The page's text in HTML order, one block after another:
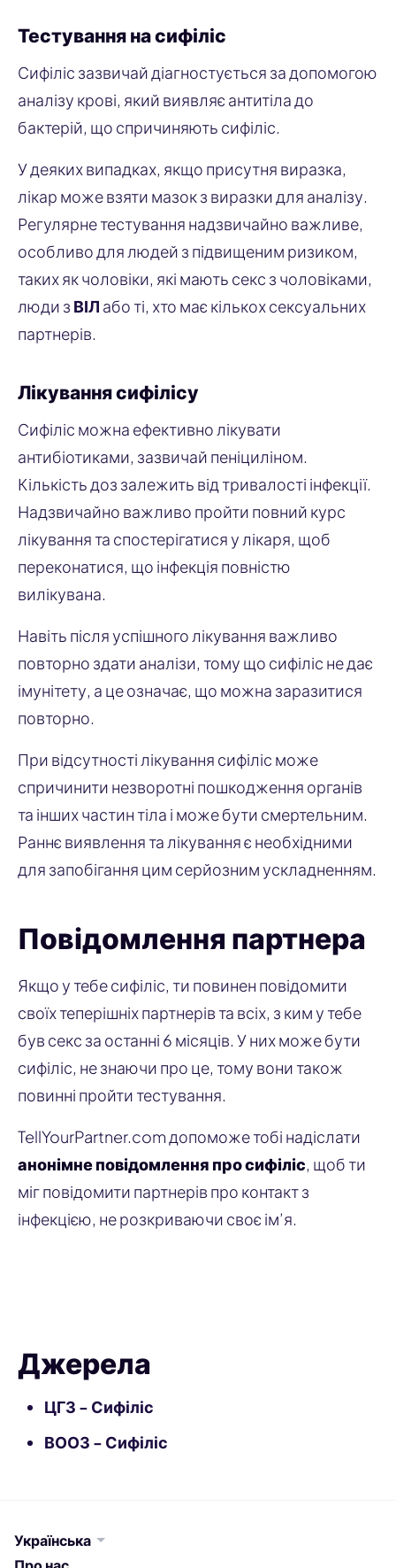
Тестування на сифіліс
Сифіліс зазвичай діагностується за допомогою
аналізу крові, який виявляє антитіла до
бактерій, що спричиняють сифіліс.
У деяких випадках, якщо присутня виразка,
лікар може взяти мазок з виразки для аналізу.
Регулярне тестування надзвичайно важливе,
особливо для людей з підвищеним ризиком,
таких як чоловіки, які мають секс з чоловіками,
люди з ВІЛ або ті, хто має кількох сексуальних
партнерів.
Лікування сифілісу
Сифіліс можна ефективно лікувати
антибіотиками, зазвичай пеніциліном.
Кількість доз залежить від тривалості інфекції.
Надзвичайно важливо пройти повний курс
лікування та спостерігатися у лікаря, щоб
переконатися, що інфекція повністю
вилікувана.
Навіть після успішного лікування важливо
повторно здати аналізи, тому що сифіліс не дає
імунітету, а це означає, що можна заразитися
повторно.
При відсутності лікування сифіліс може
спричинити незворотні пошкодження органів
та інших частин тіла і може бути смертельним.
Раннє виявлення та лікування є необхідними
для запобігання цим серйозним ускладненням.
Повідомлення партнера
Якщо у тебе сифіліс, ти повинен повідомити
своїх теперішніх партнерів та всіх, з ким у тебе
був секс за останні 6 місяців. У них може бути
сифіліс, не знаючи про це, тому вони також
повинні пройти тестування.
TellYourPartner.com допоможе тобі надіслати
анонімне повідомлення про сифіліс, щоб ти
міг повідомити партнерів про контакт з
інфекцією, не розкриваючи своє ім’я.
Джерела
ЦГЗ - Сифіліс
ВООЗ - Сифіліс
Українська